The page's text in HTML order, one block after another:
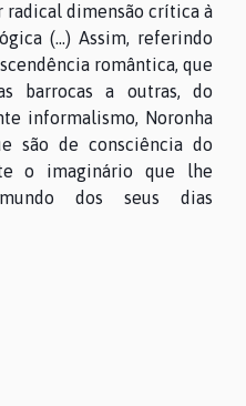
radical dimensão crítica à
(...) Assim, referindo
romântica, que
barrocas a outras, do
informalismo, Noronha
são de consciência do
o imaginário que lhe
dos seus dias